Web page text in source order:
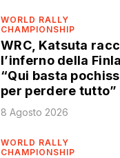
WORLD RALLY
CHAMPIONSHIP
WRC, Katsuta
l’inferno della
“Qui basta
per perdere tutto”
8 Agosto 2026
WORLD RALLY
CHAMPIONSHIP